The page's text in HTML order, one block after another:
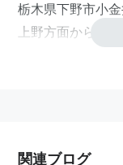
栃木県下野市小
上野方面から来
先を見て戸惑
関連ブログ